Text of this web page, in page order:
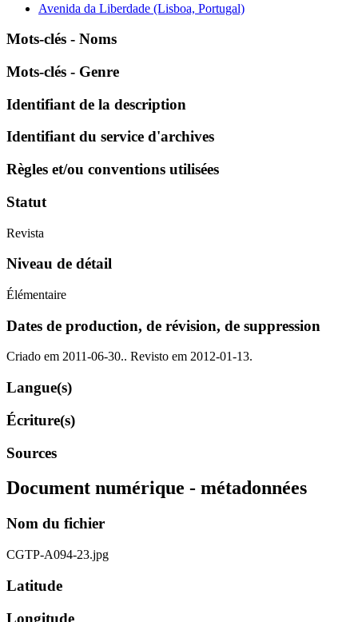
Avenida da Liberdade (Lisboa, Portugal)
Mots-clés - Noms
Mots-clés - Genre
Identifiant de la description
Identifiant du service d'archives
Règles et/ou conventions utilisées
Statut
Revista
Niveau de détail
Élémentaire
Dates de production, de révision, de suppression
Criado em 2011-06-30.. Revisto em 2012-01-13.
Langue(s)
Écriture(s)
Sources
Document numérique - métadonnées
Nom du fichier
CGTP-A094-23.jpg
Latitude
Longitude